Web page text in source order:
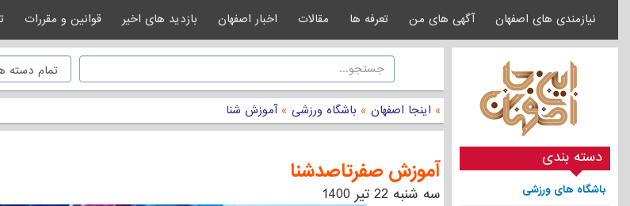
نیازمندی های اصفهان آگهی های من تعرفه ها مقالات اخبار اصفهان بازدید های اخیر قوانین و مقررات
دسته بندی
باشگاه های ورزشی
» اینجا اصفهان » باشگاه ورزشی » آموزش شنا
آموزش صفرتاصدشنا
سه شنبه 22 تیر 1400